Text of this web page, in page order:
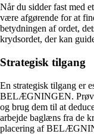
Når du sidder fast med
være afgørende for at
betydningen af ordet,
krydsordet, der kan
Strategisk tilgang
En strategisk tilgang er
BELÆGNINGEN. Prøv
og brug dem til at
arbejde baglæns fra de
placering af